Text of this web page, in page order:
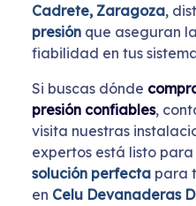
Cadrete, Zaragoza,
presión que aseguran
fiabilidad en tus
Si buscas dónde
presión confiables,
visita nuestras
expertos está listo
solución perfecta para
en Celu Devanaderas